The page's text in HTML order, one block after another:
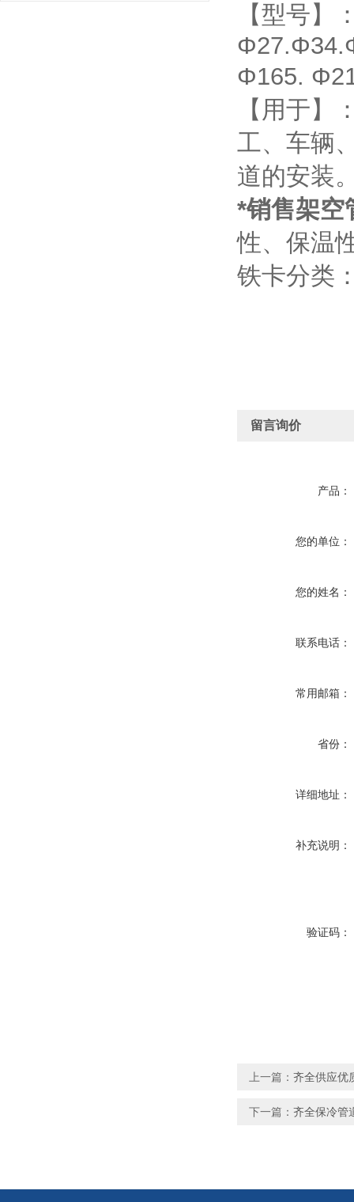
【型号】
Φ165.
【用于
工、车辆
道的安装
*销售架空
性、保温
铁卡分类
留言询价
产品：
您的单位：
您的姓名：
联系电话：
常用邮箱：
省份：
详细地址：
补充说明：
验证码：
上一篇： 齐全供应优
下一篇： 齐全保冷管